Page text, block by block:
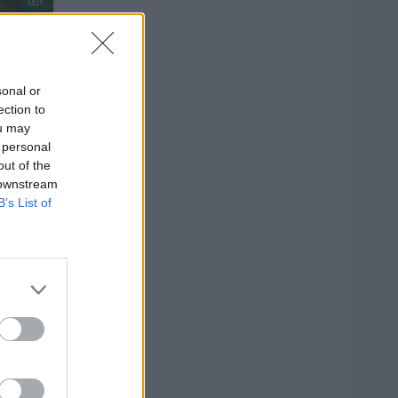
or
to
may
of the
List of
ir